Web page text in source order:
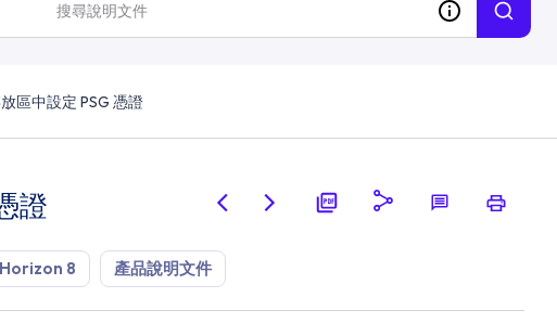
區中設定 PSG 憑證
證
8 產品說明文件